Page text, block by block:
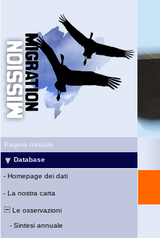
Pagina iniziale
Database
- Homepage dei dati
- La nostra carta
Le osservazioni
- Sintesi annuale